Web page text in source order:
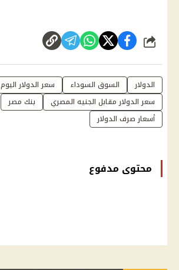
شارك
الدولار السوق السوداء سعر الدولار اليوم
سعر الدولار مقابل الجنيه المصري
بنك مصر
أسعار صرف الدولار
محتوى مدفوع